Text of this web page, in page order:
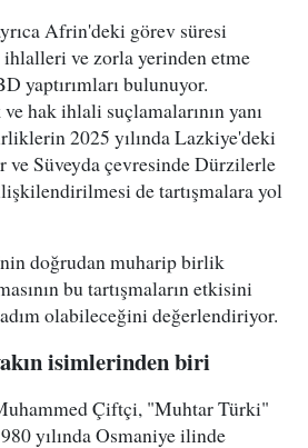
Afrin'deki görev süresi
ihlalleri ve zorla yerinden etme
yaptırımları bulunuyor.
hak ihlali suçlamalarının yanı
2025 yılında Lazkiye'deki
ve Süveyda çevresinde Dürzilerle
de tartışmalara yol
doğrudan muharip birlik
bu tartışmaların etkisini
olabileceğini değerlendiriyor.
isimlerinden biri
Çiftçi, "Muhtar Türki"
yılında Osmaniye ilinde